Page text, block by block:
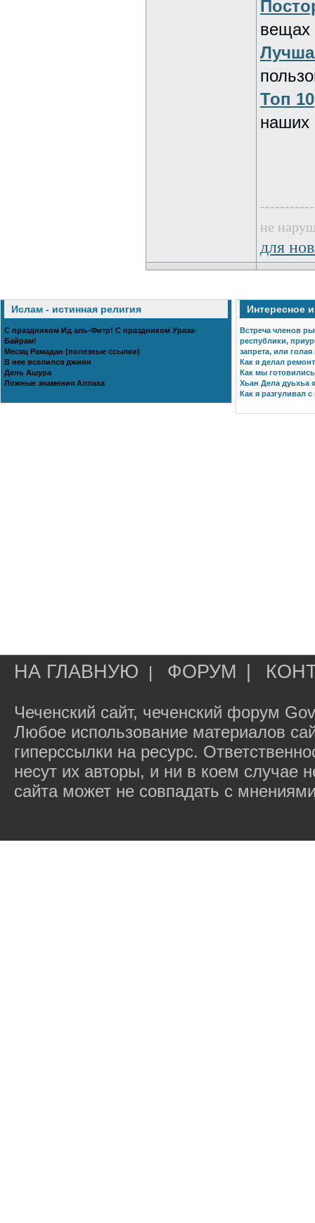
вещах
Топ 10
наших
не
для
Ислам - истинная религия
С праздником Ид аль-Фитр! С праздником Ураза-
Байрам!
Месяц Рамадан (полезные ссылки)
В нее вселился джинн
День Ашура
Ложные знамения Аллаха
Интересное
Встреча членов
республики,
запрета, или
Как я делал
Как мы
Хьан Дела дуьхьа
Как я разгуливал
НА ГЛАВНУЮ | ФОРУМ
Чеченский сайт, чеченский форум
Любое использование материалов
гиперссылки на ресурс.
несут их авторы, и ни в коем случае
сайта может не совпадать с